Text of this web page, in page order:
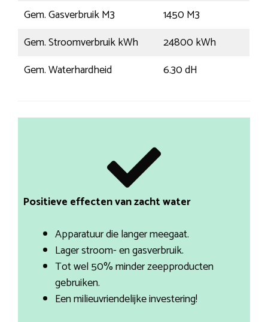
Gem. Gasverbruik M3
1450 M3
Gem. Stroomverbruik kWh
24800 kWh
Gem. Waterhardheid
6.30 dH
Positieve effecten van zacht water
Apparatuur die langer meegaat.
Lager stroom- en gasverbruik.
Tot wel 50% minder zeepproducten
gebruiken.
Een milieuvriendelijke investering!